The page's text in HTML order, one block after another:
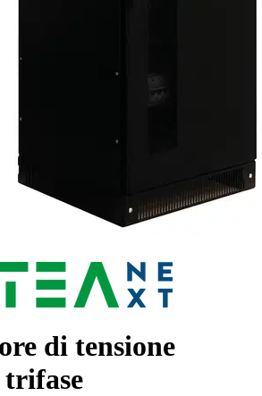
di tensione